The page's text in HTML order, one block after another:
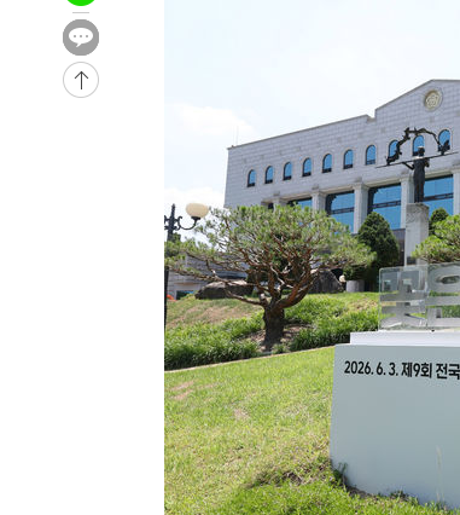
압수수색
-22559초 전 >
-22355초 전 >
-22341초 전 >
[속보]코스닥, 5.95포인트(0.74%) 상승한
[속보]코스피, 6300선 재탈환…1.09% 오
시리아 다마스쿠스 교외에서 미니버스 폭발
입추에도 극한더위…서울 낮 39도 '폭염중
이란, 호르무즈서 "적국 목표물들"과 대치로
[속보]美, 폴리실리콘 수입 규제…파생제품
[속보]트럼프, 美 원정출산 금지 행정명령 서
[속보] 뉴욕증시, 일제 하락 마감…나스닥